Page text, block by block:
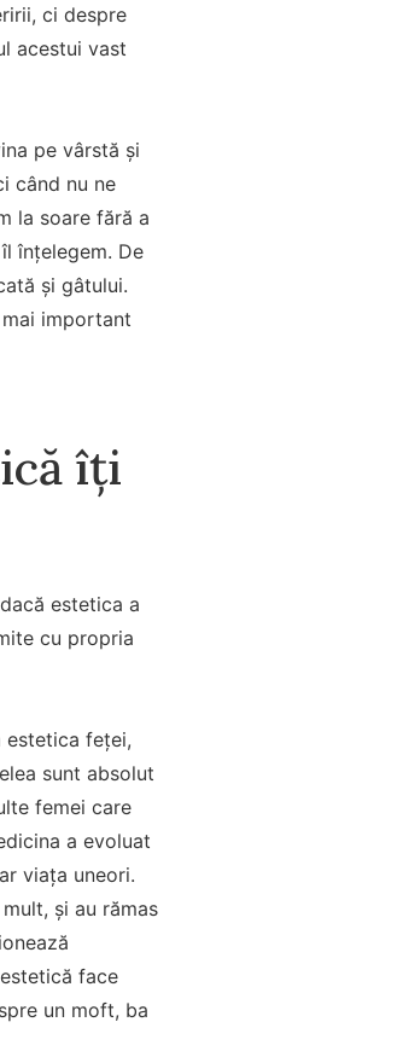
ci despre
acestui vast
pe vârstă și
când nu ne
la soare fără a
înțelegem. De
și gâtului.
important
îți
estetica a
cu propria
estetica feței,
sunt absolut
femei care
a evoluat
viața uneori.
și au rămas
face
un moft, ba